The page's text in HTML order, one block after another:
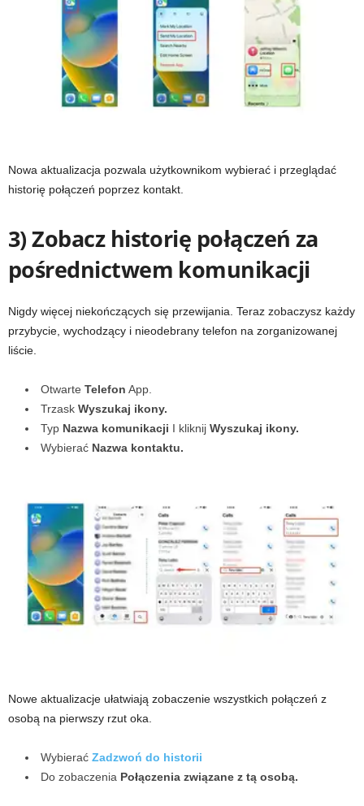
Nowa aktualizacja pozwala użytkownikom wybierać i przeglądać
historię połączeń poprzez kontakt.
3) Zobacz historię połączeń za
pośrednictwem komunikacji
Nigdy więcej niekończących się przewijania. Teraz zobaczysz każdy
przybycie, wychodzący i nieodebrany telefon na zorganizowanej
liście.
Otwarte Telefon App.
Trzask Wyszukaj ikony.
Typ Nazwa komunikacji I kliknij Wyszukaj ikony.
Wybierać Nazwa kontaktu.
Nowe aktualizacje ułatwiają zobaczenie wszystkich połączeń z
osobą na pierwszy rzut oka.
Wybierać Zadzwoń do historii
Do zobaczenia Połączenia związane z tą osobą.